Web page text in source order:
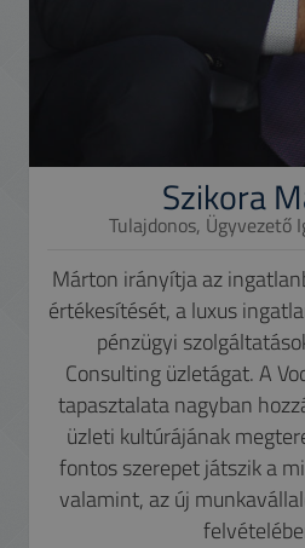
Szikora
Tulajdonos, Ügyvezető
Márton irányítja az
értékesítését, a luxus
pénzügyi
Consulting üzletágat. A
tapasztalata nagyban
üzleti kultúrájának
fontos szerepet játszik a
valamint, az új